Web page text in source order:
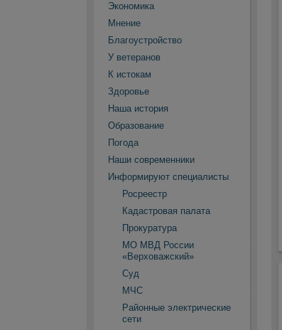
Экономика
Мнение
Благоустройство
У ветеранов
К истокам
Здоровье
Наша история
Образование
Погода
Наши современники
Информируют специалисты
Росреестр
Кадастровая палата
Прокуратура
МО МВД России
«Верховажский»
Суд
МЧС
Районные электрические
сети